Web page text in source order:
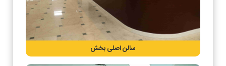
سالن اصلی بخش